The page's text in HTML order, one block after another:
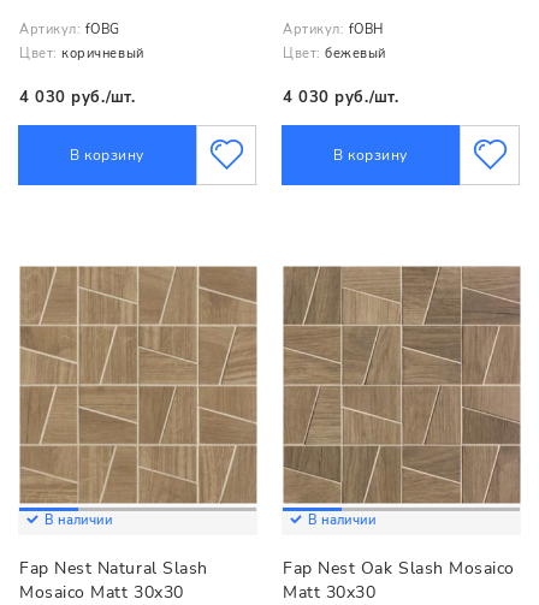
Артикул: fOBG
Цвет: коричневый
4 030 руб./шт.
В корзину
Артикул: fOBH
Цвет: бежевый
4 030 руб./шт.
В корзину
В наличии
Fap Nest Natural Slash
Mosaico Matt 30x30
В наличии
Fap Nest Oak Slash Mosaico
Matt 30x30